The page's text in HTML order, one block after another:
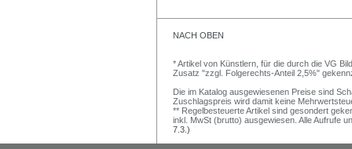
NACH OBEN
* Artikel von Künstlern, für die durch die VG
Zusatz "zzgl. Folgerechts-Anteil 2,5%"
Die im Katalog ausgewiesenen Preise sind
Zuschlagspreis wird damit keine
** Regelbesteuerte Artikel sind gesondert
inkl. MwSt (brutto) ausgewiesen. Alle Aufrufe
7.3.)